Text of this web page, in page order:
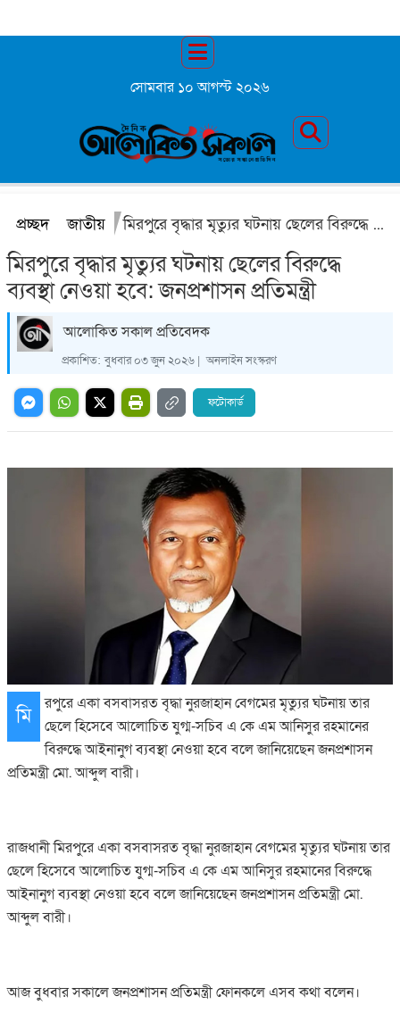
সোমবার ১০ আগস্ট ২০২৬
প্রচ্ছদ জাতীয় মিরপুরে বৃদ্ধার মৃত্যুর ঘটনায় ছেলের বিরুদ্ধে ব্যবস্থা নেওয়া হবে: জনপ্রশাসন প্রতিমন্ত্রী
মিরপুরে বৃদ্ধার মৃত্যুর ঘটনায় ছেলের বিরুদ্ধে
ব্যবস্থা নেওয়া হবে: জনপ্রশাসন প্রতিমন্ত্রী
আলোকিত সকাল প্রতিবেদক
প্রকাশিত: বুধবার ০৩ জুন ২০২৬ | অনলাইন সংস্করণ
ফটোকার্ড
মি
রপুরে একা বসবাসরত বৃদ্ধা নুরজাহান বেগমের মৃত্যুর ঘটনায় তার
ছেলে হিসেবে আলোচিত যুগ্ম-সচিব এ কে এম আনিসুর রহমানের
বিরুদ্ধে আইনানুগ ব্যবস্থা নেওয়া হবে বলে জানিয়েছেন জনপ্রশাসন
প্রতিমন্ত্রী মো. আব্দুল বারী।
রাজধানী মিরপুরে একা বসবাসরত বৃদ্ধা নুরজাহান বেগমের মৃত্যুর ঘটনায় তার
ছেলে হিসেবে আলোচিত যুগ্ম-সচিব এ কে এম আনিসুর রহমানের বিরুদ্ধে
আইনানুগ ব্যবস্থা নেওয়া হবে বলে জানিয়েছেন জনপ্রশাসন প্রতিমন্ত্রী মো.
আব্দুল বারী।
আজ বুধবার সকালে জনপ্রশাসন প্রতিমন্ত্রী ফোনকলে এসব কথা বলেন।